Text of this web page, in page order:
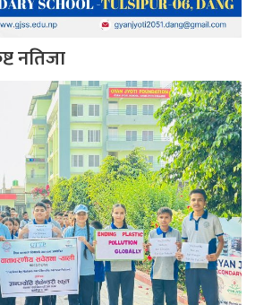
नतिजा